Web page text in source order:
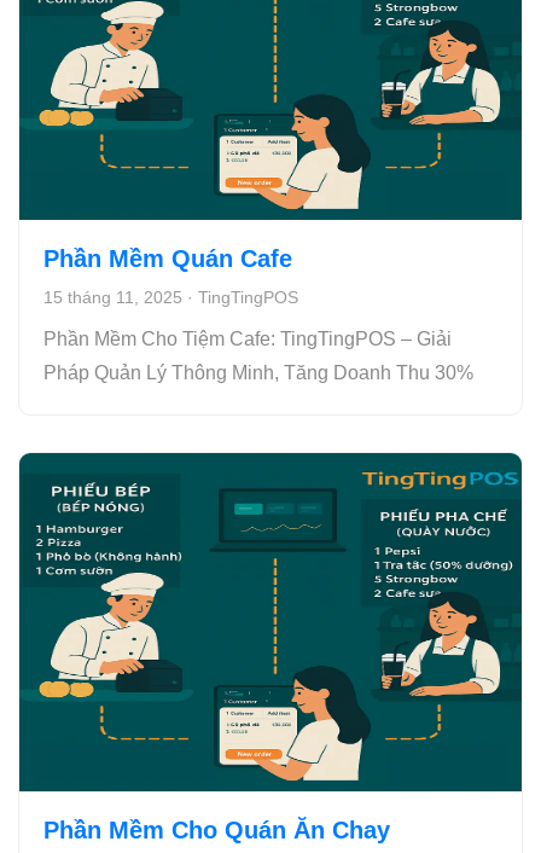
Phần Mềm Quán Cafe
15 tháng 11, 2025 · TingTingPOS
Phần Mềm Cho Tiệm Cafe: TingTingPOS – Giải
Pháp Quản Lý Thông Minh, Tăng Doanh Thu 30%
Phần Mềm Cho Quán Ăn Chay